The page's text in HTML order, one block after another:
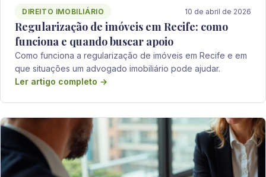
DIREITO IMOBILIÁRIO 10 de abril de 2026
Regularização de imóveis em Recife: como
funciona e quando buscar apoio
Como funciona a regularização de imóveis em Recife e em
que situações um advogado imobiliário pode ajudar.
Ler artigo completo →